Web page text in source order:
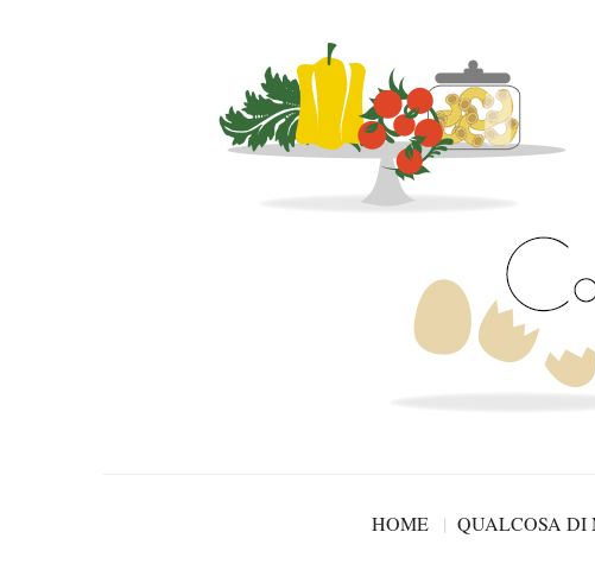
HOME QUALCOSA